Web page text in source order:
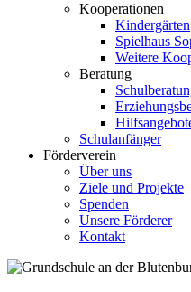
Kooperationen
Kindergärten
Spielhaus
Weitere
Beratung
Schulanfänger
Förderverein
Über uns
Ziele und Projekte
Spenden
Unsere Förderer
Kontakt